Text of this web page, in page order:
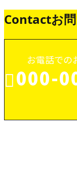
Contactお
お電話での
000-